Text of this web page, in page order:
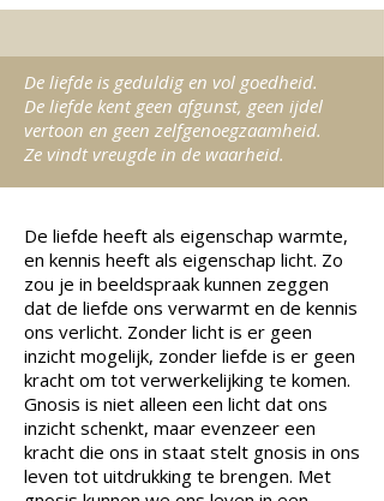
De liefde is geduldig en vol goedheid.
De liefde kent geen afgunst, geen ijdel
vertoon en geen zelfgenoegzaamheid.
Ze vindt vreugde in de waarheid.
De liefde heeft als eigenschap warmte,
en kennis heeft als eigenschap licht. Zo
zou je in beeldspraak kunnen zeggen
dat de liefde ons verwarmt en de kennis
ons verlicht. Zonder licht is er geen
inzicht mogelijk, zonder liefde is er geen
kracht om tot verwerkelijking te komen.
Gnosis is niet alleen een licht dat ons
inzicht schenkt, maar evenzeer een
kracht die ons in staat stelt gnosis in ons
leven tot uitdrukking te brengen. Met